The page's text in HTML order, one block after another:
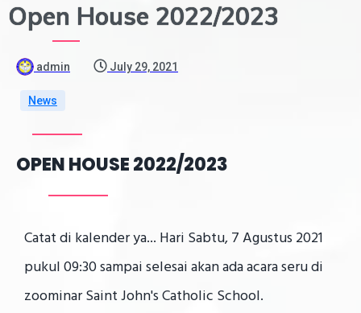
Open House 2022/2023
admin July 29, 2021
News
OPEN HOUSE 2022/2023
Catat di kalender ya... Hari Sabtu, 7 Agustus 2021
pukul 09:30 sampai selesai akan ada acara seru di
zoominar Saint John's Catholic School.